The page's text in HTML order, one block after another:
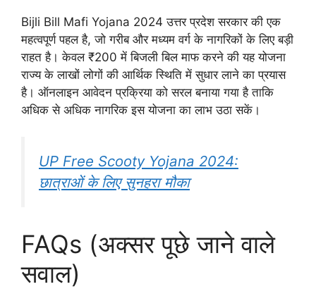
Bijli Bill Mafi Yojana 2024 उत्तर प्रदेश सरकार की एक
महत्वपूर्ण पहल है, जो गरीब और मध्यम वर्ग के नागरिकों के लिए बड़ी
राहत है। केवल ₹200 में बिजली बिल माफ करने की यह योजना
राज्य के लाखों लोगों की आर्थिक स्थिति में सुधार लाने का प्रयास
है। ऑनलाइन आवेदन प्रक्रिया को सरल बनाया गया है ताकि
अधिक से अधिक नागरिक इस योजना का लाभ उठा सकें।
UP Free Scooty Yojana 2024:
छात्राओं के लिए सुनहरा मौका
FAQs (अक्सर पूछे जाने वाले
सवाल)